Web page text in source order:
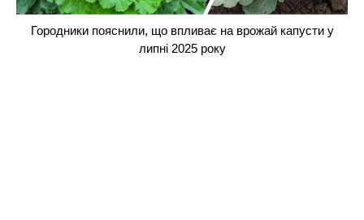
Городники пояснили, що впливає на врожай капусти у
липні 2025 року